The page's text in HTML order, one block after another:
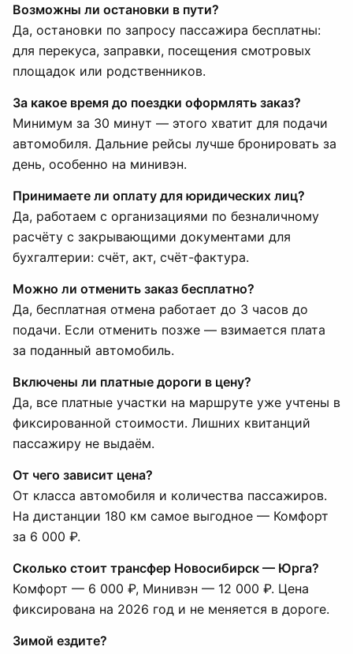
Возможны ли остановки в пути?
Да, остановки по запросу пассажира бесплатны:
для перекуса, заправки, посещения смотровых
площадок или родственников.
За какое время до поездки оформлять заказ?
Минимум за 30 минут — этого хватит для подачи
автомобиля. Дальние рейсы лучше бронировать за
день, особенно на минивэн.
Принимаете ли оплату для юридических лиц?
Да, работаем с организациями по безналичному
расчёту с закрывающими документами для
бухгалтерии: счёт, акт, счёт-фактура.
Можно ли отменить заказ бесплатно?
Да, бесплатная отмена работает до 3 часов до
подачи. Если отменить позже — взимается плата
за поданный автомобиль.
Включены ли платные дороги в цену?
Да, все платные участки на маршруте уже учтены в
фиксированной стоимости. Лишних квитанций
пассажиру не выдаём.
От чего зависит цена?
От класса автомобиля и количества пассажиров.
На дистанции 180 км самое выгодное — Комфорт
за 6 000 ₽.
Сколько стоит трансфер Новосибирск — Юрга?
Комфорт — 6 000 ₽, Минивэн — 12 000 ₽. Цена
фиксирована на 2026 год и не меняется в дороге.
Зимой ездите?